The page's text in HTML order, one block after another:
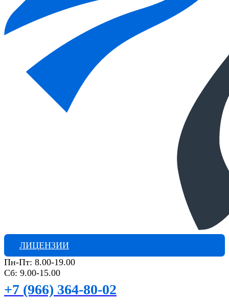
ЛИЦЕНЗИИ
Пн-Пт: 8.00-19.00
Сб: 9.00-15.00
+7 (966) 364-80-02